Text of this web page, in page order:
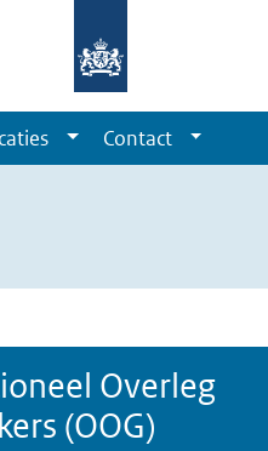
Contact
Overleg
(OOG)